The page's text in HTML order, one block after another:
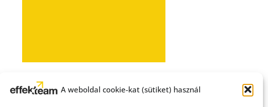
A weboldal cookie-kat (sütiket) használ